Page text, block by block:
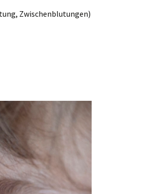
Zwischenblutungen)